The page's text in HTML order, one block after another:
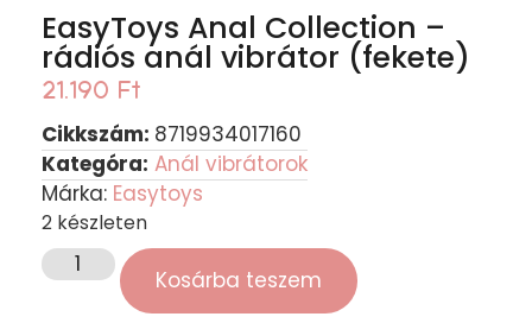
EasyToys Anal Collection –
rádiós anál vibrátor (fekete)
21.190 Ft
Cikkszám: 8719934017160
Kategóra: Anál vibrátorok
Márka: Easytoys
2 készleten
Kosárba teszem